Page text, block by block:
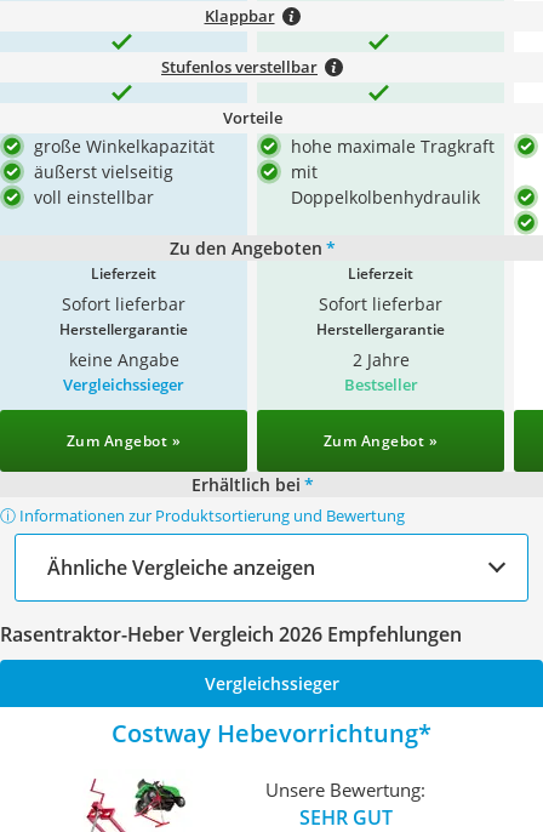
Klappbar
Stufenlos verstellbar
Vorteile
große Winkelkapazität
äußerst vielseitig
voll einstellbar
hohe maximale Tragkraft
mit
Doppelkolbenhydraulik
Zu den Angeboten *
Lieferzeit
Sofort lieferbar
Lieferzeit
Sofort lieferbar
Herstellergarantie
keine Angabe
Herstellergarantie
2 Jahre
Vergleichssieger
Zum Angebot »
Bestseller
Zum Angebot »
Erhältlich bei *
ⓘ Informationen zur Produktsortierung und Bewertung
Ähnliche Vergleiche anzeigen
Rasentraktor-Heber Vergleich 2026 Empfehlungen
Vergleichssieger
Costway Hebevorrichtung
Unsere Bewertung:
SEHR GUT